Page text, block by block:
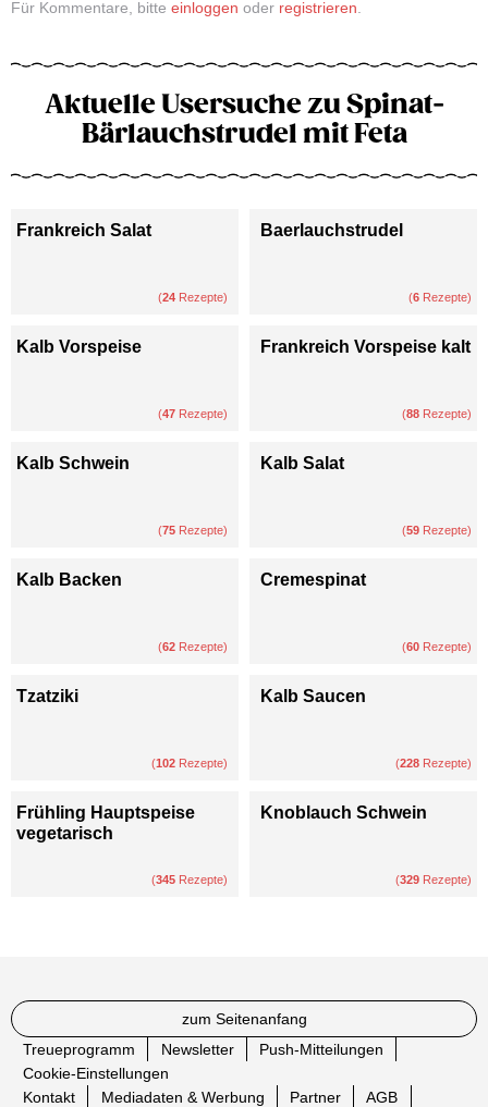
Für Kommentare, bitte einloggen oder registrieren.
Aktuelle Usersuche zu Spinat-
Bärlauchstrudel mit Feta
Frankreich Salat
(24 Rezepte)
Baerlauchstrudel
(6 Rezepte)
Kalb Vorspeise
(47 Rezepte)
Frankreich Vorspeise kalt
(88 Rezepte)
Kalb Schwein
(75 Rezepte)
Kalb Salat
(59 Rezepte)
Kalb Backen
(62 Rezepte)
Cremespinat
(60 Rezepte)
Tzatziki
(102 Rezepte)
Kalb Saucen
(228 Rezepte)
Frühling Hauptspeise
vegetarisch
(345 Rezepte)
Knoblauch Schwein
(329 Rezepte)
zum Seitenanfang
Treueprogramm
Newsletter
Push-Mitteilungen
Cookie-Einstellungen
Kontakt
Mediadaten & Werbung Partner AGB